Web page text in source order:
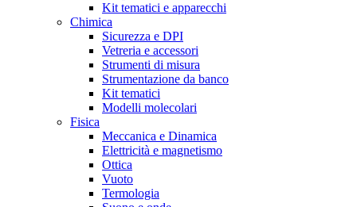
Kit tematici e apparecchi
Chimica
Sicurezza e DPI
Vetreria e accessori
Strumenti di misura
Strumentazione da banco
Kit tematici
Modelli molecolari
Fisica
Meccanica e Dinamica
Elettricità e magnetismo
Ottica
Vuoto
Termologia